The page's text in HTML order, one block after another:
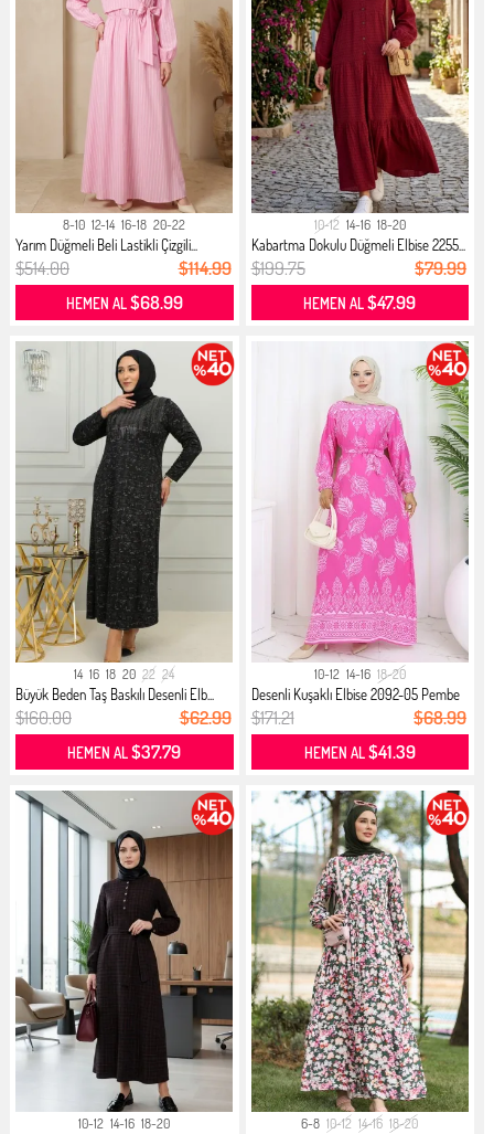
8-10 12-14 16-18 20-22
Yarım Düğmeli Beli Lastikli Çizgili...
$514.00 $114.99
HEMEN AL$68.99
10-12 14-16 18-20
Kabartma Dokulu Düğmeli Elbise 2255...
$199.75 $79.99
HEMEN AL$47.99
14 16 18 20 22 24
Büyük Beden Taş Baskılı Desenli Elb...
$160.00 $62.99
HEMEN AL$37.79
10-12 14-16 18-20
Desenli Kuşaklı Elbise 2092-05 Pembe
$171.21 $68.99
HEMEN AL$41.39
10-12 14-16 18-20 6-8 10-12 14-16 18-20